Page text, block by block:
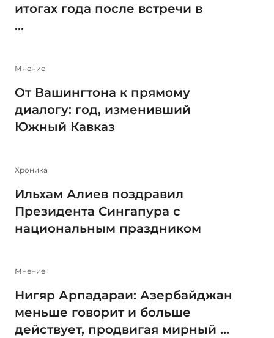
итогах года после встречи в
...
Мнение
От Вашингтона к прямому
диалогу: год, изменивший
Южный Кавказ
Xроника
Ильхам Алиев поздравил
Президента Сингапура с
национальным праздником
Мнение
Нигяр Арпадараи: Азербайджан
меньше говорит и больше
действует, продвигая мирный ...